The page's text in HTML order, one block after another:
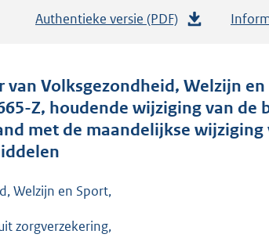
Authentieke versie (PDF)
a
n
van Volksgezondheid, Welzijn
Z, houdende wijziging van de
met de maandelijkse wijziging
Welzijn en Sport,
zorgverzekering,